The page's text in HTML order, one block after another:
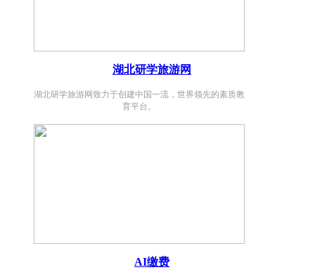
湖北研学旅游网
湖北研学旅游网致力于创建中国一流，世界领先的素质教
育平台。
AI缴费